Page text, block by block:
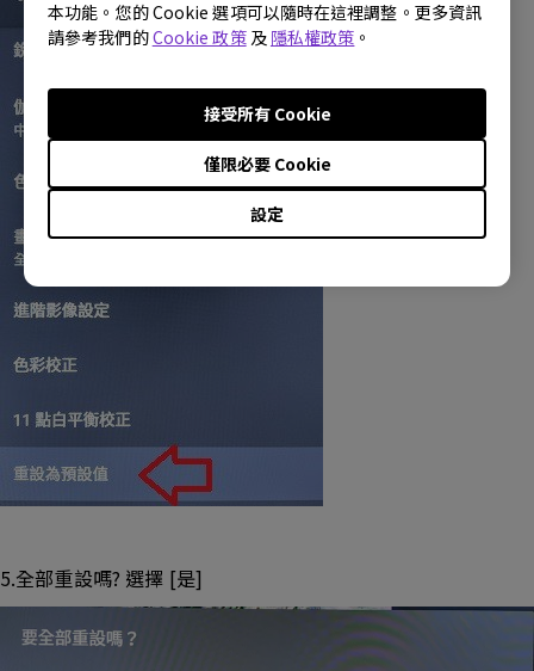
本功能。您的 Cookie 選項可以隨時在這裡調整。更多資訊
請參考我們的Cookie 政策及 隱私權政策 。
設定
僅限必要 Cookie
接受所有 Cookie
5.全部重設嗎? 選擇 [是]